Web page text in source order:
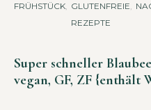
FRÜHSTÜCK, GLUTENFREIE
REZEPTE
,
Super schneller
vegan, GF, ZF {enthält